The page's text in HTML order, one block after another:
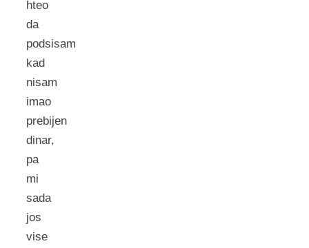
hteo
da
podsisam
kad
nisam
imao
prebijen
dinar,
pa
mi
sada
jos
vise